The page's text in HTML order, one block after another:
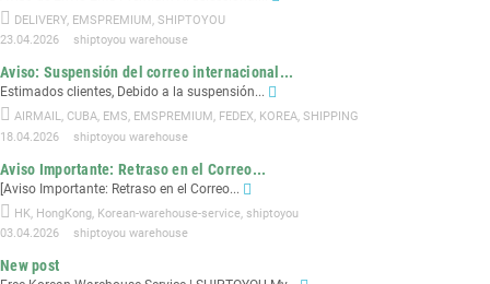
DELIVERY, EMSPREMIUM, SHIPTOYOU
23.04.2026
shiptoyou warehouse
Aviso: Suspensión del correo internacional...
Estimados clientes, Debido a la suspensión...
AIRMAIL, CUBA, EMS, EMSPREMIUM , FEDEX, KOREA, SHIPPING
18.04.2026
shiptoyou warehouse
Aviso Importante: Retraso en el Correo...
[Aviso Importante: Retraso en el Correo...
HK, HongKong, Korean-warehouse-service, shiptoyou
03.04.2026
shiptoyou warehouse
New post